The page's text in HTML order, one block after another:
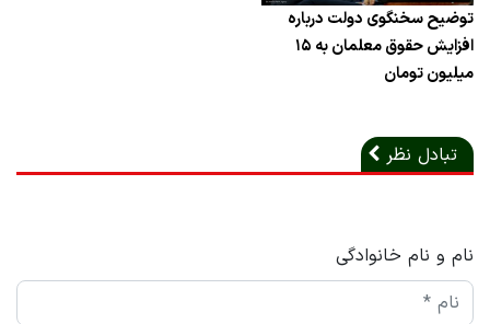
توضیح سخنگوی دولت درباره
افزایش حقوق معلمان به ۱۵
میلیون تومان
تبادل نظر
نام و نام خانوادگی